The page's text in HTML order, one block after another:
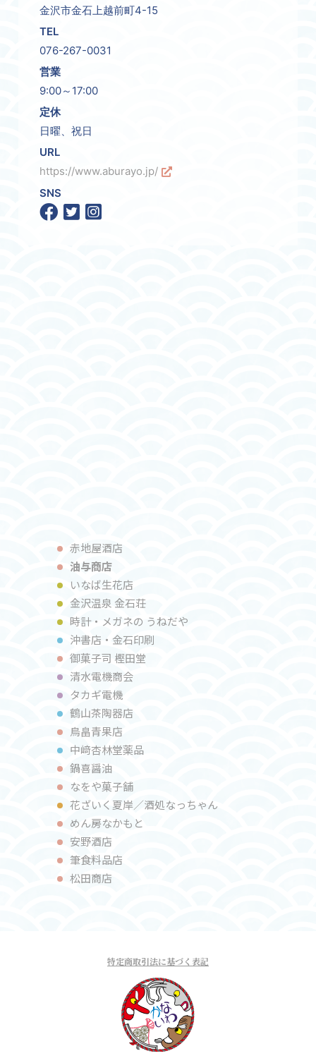
金沢市金石上越前町4-15
TEL
076-267-0031
営業
9:00～17:00
定休
日曜、祝日
URL
https://www.aburayo.jp/
SNS
赤地屋酒店
油与商店
いなば⽣花店
金沢温泉 金石荘
時計・メガネの うねだや
沖書店・⾦⽯印刷
御菓子司 樫⽥堂
清⽔電機商会
タカギ電機
鶴⼭茶陶器店
⿃畠⻘果店
中﨑杏林堂薬品
鍋喜醤油
なをや菓⼦舗
花ざいく夏岸／酒処なっちゃん
めん房なかもと
安野酒店
筆⾷料品店
松田商店
特定商取引法に基づく表記